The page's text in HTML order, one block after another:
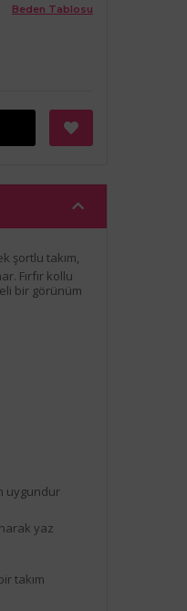
Beden Tablosu
şortlu takım,
Fırfır kollu
bir görünüm
uygundur
yaz
takım